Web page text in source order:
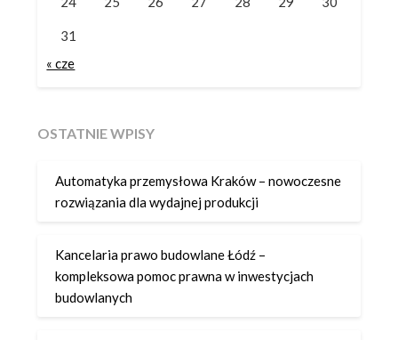
31
« cze
OSTATNIE WPISY
Automatyka przemysłowa Kraków – nowoczesne
rozwiązania dla wydajnej produkcji
Kancelaria prawo budowlane Łódź –
kompleksowa pomoc prawna w inwestycjach
budowlanych